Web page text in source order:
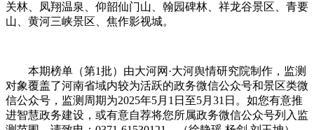
关林、凤翔温泉、仰韶仙门山、翰园碑林、祥龙谷景区、青要
山、黄河三峡景区、焦作影视城。
本期榜单（第1批）由大河网·大河舆情研究院制作，监测
对象覆盖了河南省域内较为活跃的政务微信公众号和景区类微
信公众号，监测周期为2025年5月1日至5月31日。如您有意推
进智慧政务建设，或有意自荐将您所属政务微信公众号列入监